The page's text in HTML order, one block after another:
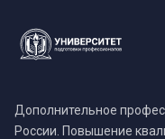
Дополнительное
России. Повышение